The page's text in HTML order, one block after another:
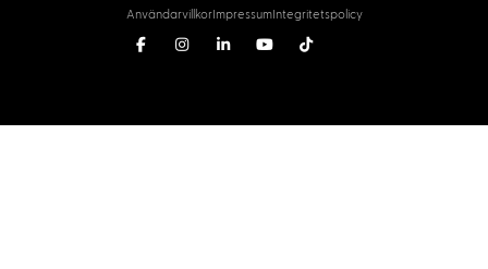
AnvändarvillkorImpressumIntegritetspolicy